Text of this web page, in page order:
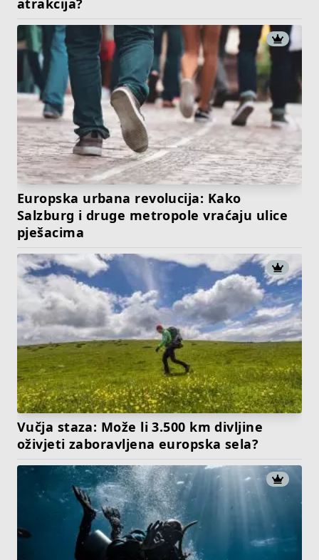
Europska urbana revolucija: Kako
Salzburg i druge metropole vraćaju ulice
pješacima
Vučja staza: Može li 3.500 km divljine
oživjeti zaboravljena europska sela?